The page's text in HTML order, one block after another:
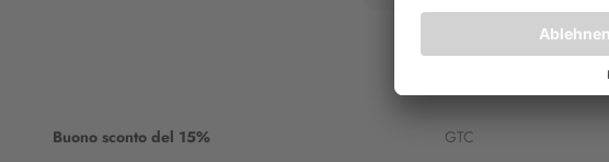
Buono sconto del 15%
GTC